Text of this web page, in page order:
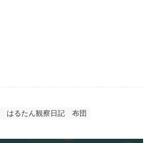
はるたん観察日記 布団